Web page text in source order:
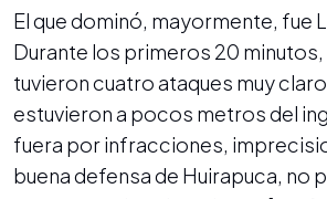
El que dominó, mayormente, fue
Durante los primeros 20
tuvieron cuatro ataques muy
estuvieron a pocos metros del
fuera por infracciones,
buena defensa de Huirapuca, no